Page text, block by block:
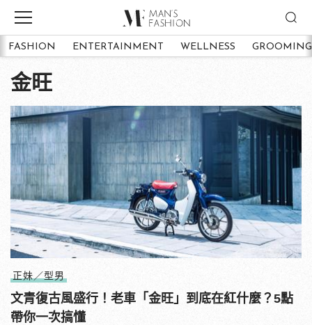
FASHION ENTERTAINMENT WELLNESS GROOMING
金旺
正妹／型男
文青復古風盛行！老車「金旺」到底在紅什麼？5點
帶你一次搞懂